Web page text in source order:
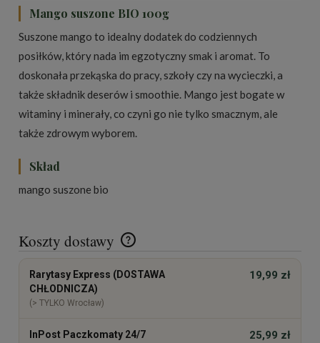
Mango suszone BIO 100g
Suszone mango to idealny dodatek do codziennych
posiłków, który nada im egzotyczny smak i aromat. To
doskonała przekąska do pracy, szkoły czy na wycieczki, a
także składnik deserów i smoothie. Mango jest bogate w
witaminy i minerały, co czyni go nie tylko smacznym, ale
także zdrowym wyborem.
Skład
mango suszone bio
Koszty dostawy
Cena nie zawiera ewentualnych kosztów płatności
Rarytasy Express (DOSTAWA
CHŁODNICZA)
(> TYLKO Wrocław)
19,99 zł
InPost Paczkomaty 24/7 25,99 zł